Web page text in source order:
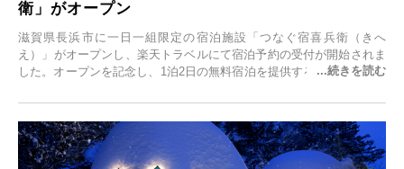
衛」がオープン
滋賀県長浜市に一日一組限定の宿泊施設「つなぐ宿喜兵衛（きへ
え）」がオープンし、楽天トラベルにて宿泊予約の受付が開始されま
した。オープンを記念し、1泊2日の無料宿泊を提供するキャンペーン
一組限定の宿だからこそ叶う、大切な人との特別な時間を体験いただ
けます。